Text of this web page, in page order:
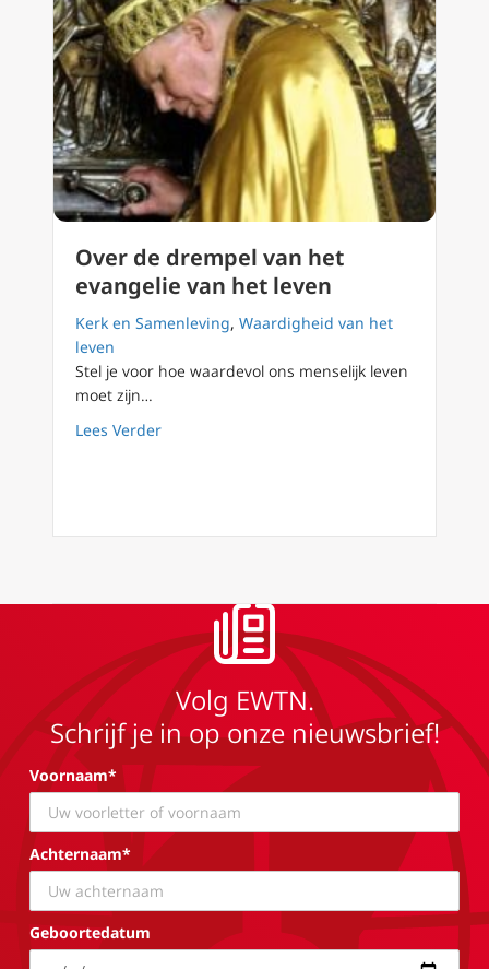
Over de drempel van het
evangelie van het leven
Kerk en Samenleving, Waardigheid van het
leven
Stel je voor hoe waardevol ons menselijk leven
moet zijn…
Lees Verderabout Over de drempel van het evangelie
Volg EWTN.
Schrijf je in op onze nieuwsbrief!
Voornaam*
Achternaam*
Geboortedatum